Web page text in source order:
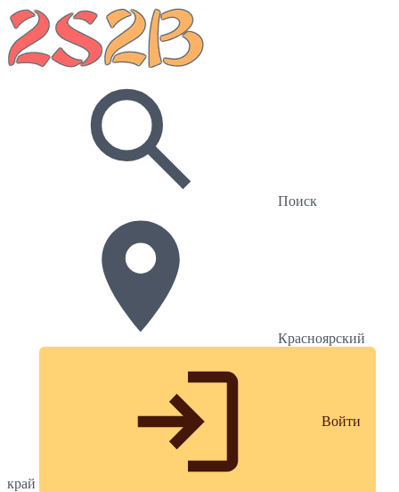
Поиск
Красноярский
край
Войти